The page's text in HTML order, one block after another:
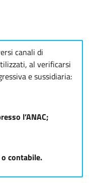
canali di
al verificarsi
e sussidiaria:
l’ANAC;
contabile.